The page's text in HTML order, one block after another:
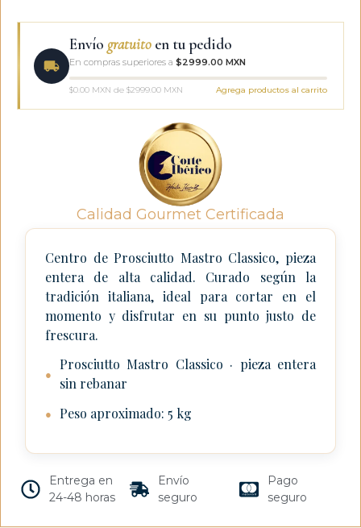
Envío gratuito en tu pedido
En compras superiores a $2999.00 MXN
$0.00 MXN de $2999.00 MXN Agrega productos al carrito
Calidad Gourmet Certificada
Centro de Prosciutto Mastro Classico, pieza
entera de alta calidad. Curado según la
tradición italiana, ideal para cortar en el
momento y disfrutar en su punto justo de
frescura.
●
Prosciutto Mastro Classico · pieza entera
sin rebanar
● Peso aproximado: 5 kg
Entrega en
24-48 horas
Envío
seguro
Pago
seguro